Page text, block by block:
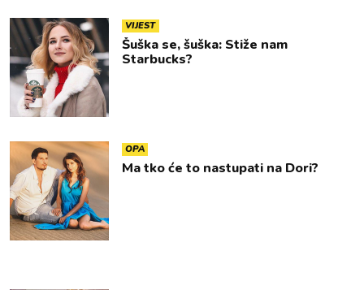
VIJEST
Šuška se, šuška: Stiže nam
Starbucks?
OPA
Ma tko će to nastupati na Dori?